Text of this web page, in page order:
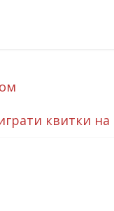
квитки на